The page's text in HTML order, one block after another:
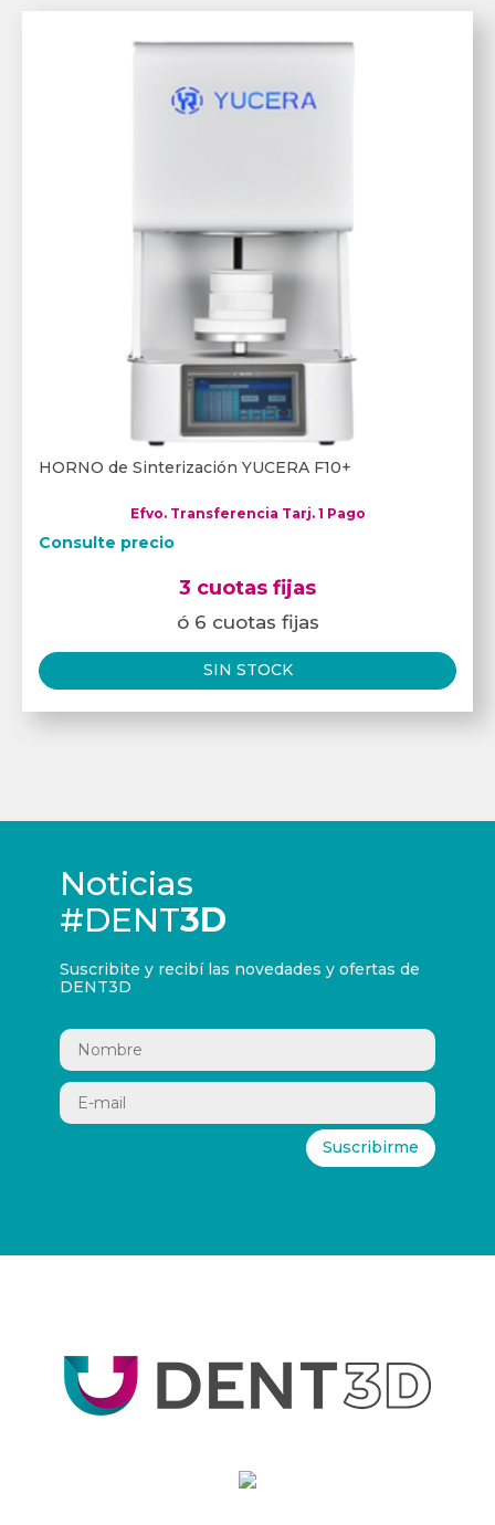
HORNO de Sinterización YUCERA F10+
Efvo. Transferencia Tarj. 1 Pago
Consulte precio
3 cuotas fijas
ó 6 cuotas fijas
SIN STOCK
Noticias
#DENT3D
Suscribite y recibí las novedades y ofertas de
DENT3D
Suscribirme